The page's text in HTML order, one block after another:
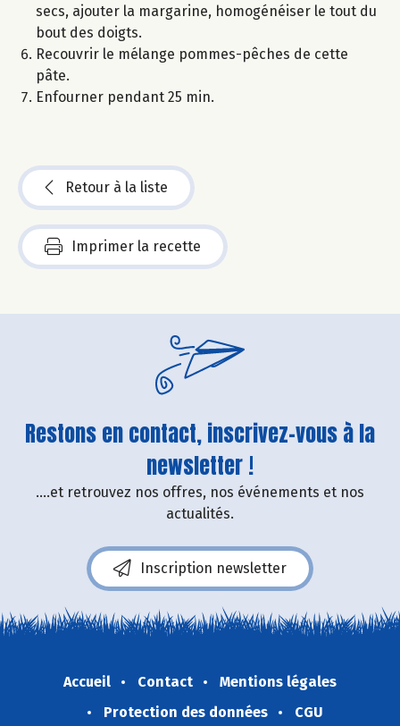
secs, ajouter la margarine, homogénéiser le tout du
bout des doigts.
Recouvrir le mélange pommes-pêches de cette
pâte.
Enfourner pendant 25 min.
Retour à la liste
Imprimer la recette
Restons en contact, inscrivez-vous à la
newsletter !
....et retrouvez nos offres, nos événements et nos
actualités.
Inscription newsletter
Accueil Contact
Mentions légales
Protection des données
CGU